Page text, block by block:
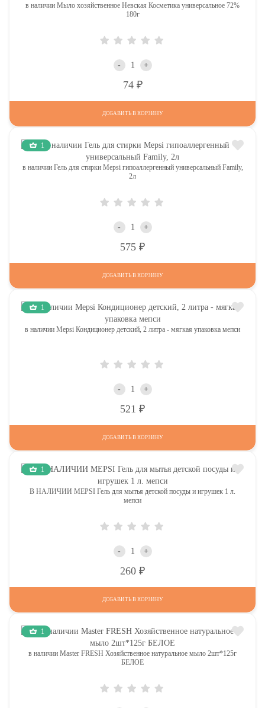
в наличии Мыло хозяйственное Невская Косметика универсальное 72%
180г
- +
74
ДОБАВИТЬ В КОРЗИНУ
1
в наличии Гель для стирки Mepsi гипоаллергенный универсальный Family,
2л
- +
575
ДОБАВИТЬ В КОРЗИНУ
1
в наличии Mepsi Кондиционер детский, 2 литра - мягкая упаковка мепси
- +
521
ДОБАВИТЬ В КОРЗИНУ
1
В НАЛИЧИИ MEPSI Гель для мытья детской посуды и игрушек 1 л.
мепси
- +
260
ДОБАВИТЬ В КОРЗИНУ
1
в наличии Master FRESH Хозяйственное натуральное мыло 2шт*125г
БЕЛОЕ